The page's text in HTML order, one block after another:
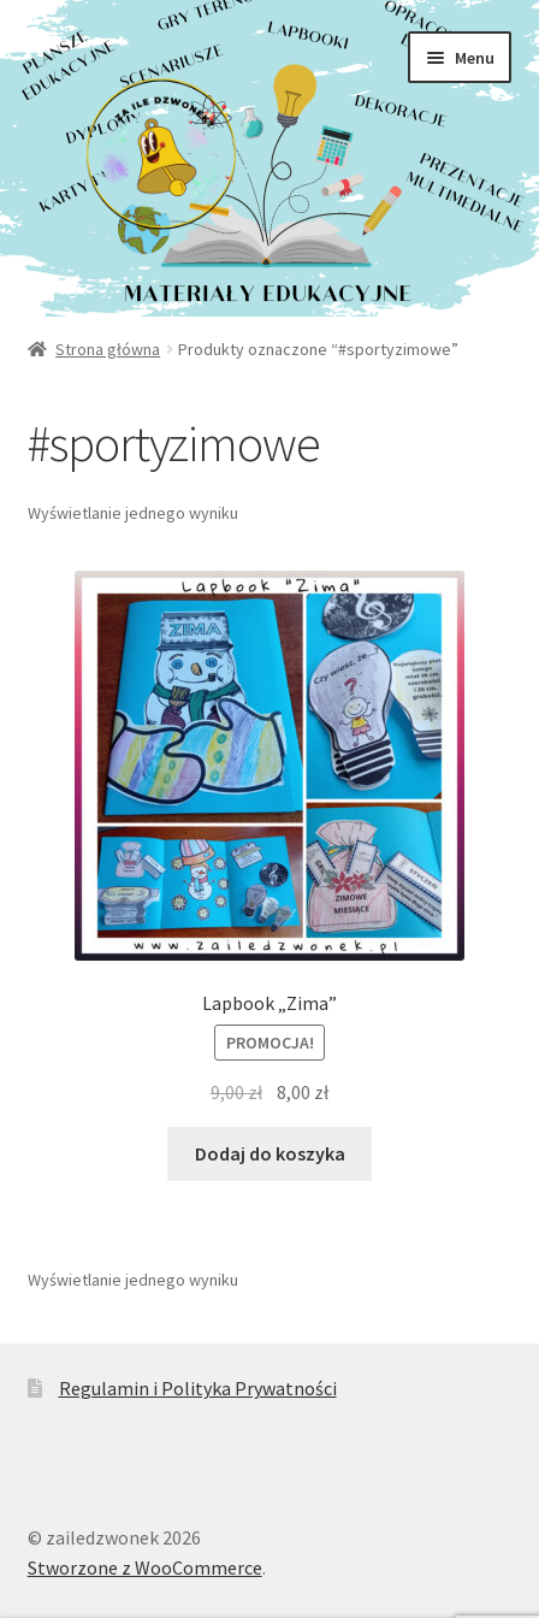
Przejdź
do
nawigacji
Przejdź
do
treści
Menu
Sklep
Rozwiń
menu
Moje konto
Kontakt
Strona główna Produkty oznaczone “#sportyzimowe”
#sportyzimowe
Wyświetlanie jednego wyniku
Lapbook „Zima”
PROMOCJA!
9,00zł Pierwotna
wynosiła:
8,00 złAktualna
wynosi:
Dodaj do koszyka
Wyświetlanie jednego wyniku
Regulamin i Polityka Prywatności
© zailedzwonek 2026
Stworzone z WooCommerce.